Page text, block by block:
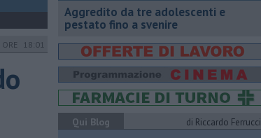
ORE 18:01
Aggredito da tre adolescenti e
pestato fino a svenire
Qui Blog
di Riccardo Ferrucci